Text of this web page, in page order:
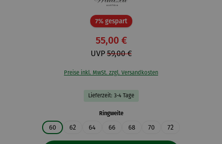
7% gespartRabatt
55,00 €
UVP59,00 €
Preise inkl. MwSt. zzgl. Versandkosten
Lieferzeit: 3-4 Tage
Ringweiteauswählen
60 62 64 66 68 70 72